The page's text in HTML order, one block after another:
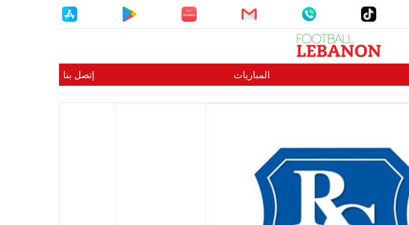
المباريات إتصل بنا